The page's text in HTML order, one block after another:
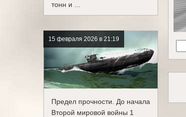
тонн и ...
15 февраля 2026 в 21:19
Предел прочности. До начала
Второй мировой войны 1